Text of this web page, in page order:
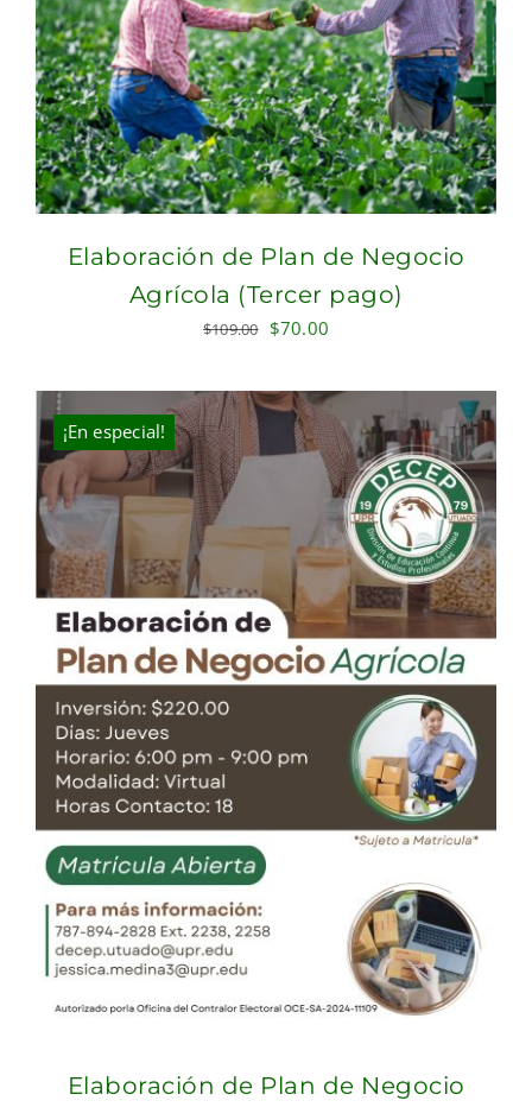
Elaboración de Plan de Negocio
Agrícola (Tercer pago)
$109.00 Original
was:
$109.00.
$70.00
is:
$70.00.
¡En especial!
Elaboración de Plan de Negocio